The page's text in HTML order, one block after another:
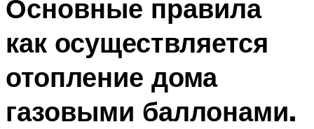
Основные правила
как осуществляется
отопление дома
газовыми баллонами.